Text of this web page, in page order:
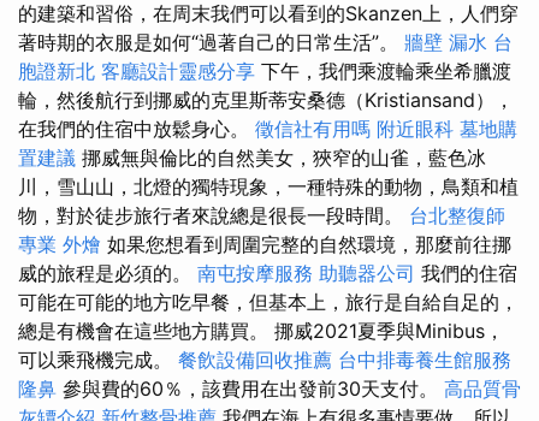
的建築和習俗，在周末我們可以看到的Skanzen上，人們穿
著時期的衣服是如何“過著自己的日常生活”。 牆壁 漏水 台
胞證新北 客廳設計靈感分享 下午，我們乘渡輪乘坐希臘渡
輪，然後航行到挪威的克里斯蒂安桑德（Kristiansand），
在我們的住宿中放鬆身心。 徵信社有用嗎 附近眼科 墓地購
置建議 挪威無與倫比的自然美女，狹窄的山雀，藍色冰
川，雪山山，北燈的獨特現象，一種特殊的動物，鳥類和植
物，對於徒步旅行者來說總是很長一段時間。 台北整復師
專業 外燴 如果您想看到周圍完整的自然環境，那麼前往挪
威的旅程是必須的。 南屯按摩服務 助聽器公司 我們的住宿
可能在可能的地方吃早餐，但基本上，旅行是自給自足的，
總是有機會在這些地方購買。 挪威2021夏季與Minibus，
可以乘飛機完成。 餐飲設備回收推薦 台中排毒養生館服務
隆鼻 參與費的60％，該費用在出發前30天支付。 高品質骨